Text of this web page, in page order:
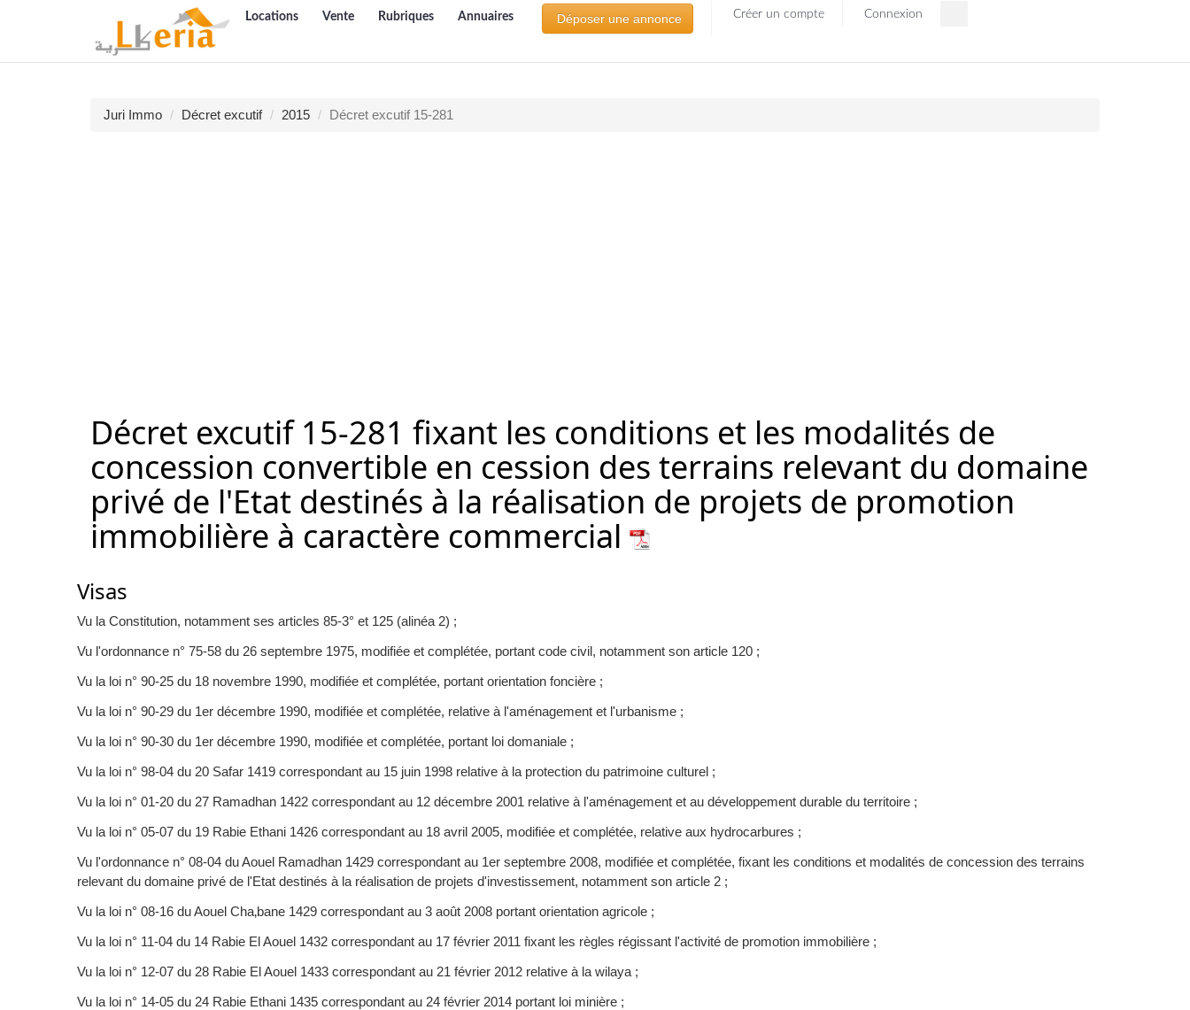
Locations Vente Rubriques Annuaires Déposer une annonce Créer un compte Connexion
Juri Immo Décret excutif 2015 Décret excutif 15-281
Décret excutif 15-281 fixant les conditions et les modalités de
concession convertible en cession des terrains relevant du domaine
privé de l'Etat destinés à la réalisation de projets de promotion
immobilière à caractère commercial
Visas
Vu la Constitution, notamment ses articles 85-3° et 125 (alinéa 2) ;
Vu l'ordonnance n° 75-58 du 26 septembre 1975, modifiée et complétée, portant code civil, notamment son article 120 ;
Vu la loi n° 90-25 du 18 novembre 1990, modifiée et complétée, portant orientation foncière ;
Vu la loi n° 90-29 du 1er décembre 1990, modifiée et complétée, relative à l'aménagement et l'urbanisme ;
Vu la loi n° 90-30 du 1er décembre 1990, modifiée et complétée, portant loi domaniale ;
Vu la loi n° 98-04 du 20 Safar 1419 correspondant au 15 juin 1998 relative à la protection du patrimoine culturel ;
Vu la loi n° 01-20 du 27 Ramadhan 1422 correspondant au 12 décembre 2001 relative à l'aménagement et au développement durable du territoire ;
Vu la loi n° 05-07 du 19 Rabie Ethani 1426 correspondant au 18 avril 2005, modifiée et complétée, relative aux hydrocarbures ;
Vu l'ordonnance n° 08-04 du Aouel Ramadhan 1429 correspondant au 1er septembre 2008, modifiée et complétée, fixant les conditions et modalités de concession des terrains
relevant du domaine privé de l'Etat destinés à la réalisation de projets d'investissement, notamment son article 2 ;
Vu la loi n° 08-16 du Aouel Cha‚bane 1429 correspondant au 3 août 2008 portant orientation agricole ;
Vu la loi n° 11-04 du 14 Rabie El Aouel 1432 correspondant au 17 février 2011 fixant les règles régissant l'activité de promotion immobilière ;
Vu la loi n° 12-07 du 28 Rabie El Aouel 1433 correspondant au 21 février 2012 relative à la wilaya ;
Vu la loi n° 14-05 du 24 Rabie Ethani 1435 correspondant au 24 février 2014 portant loi minière ;